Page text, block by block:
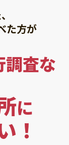
た方が
調査な
に
！